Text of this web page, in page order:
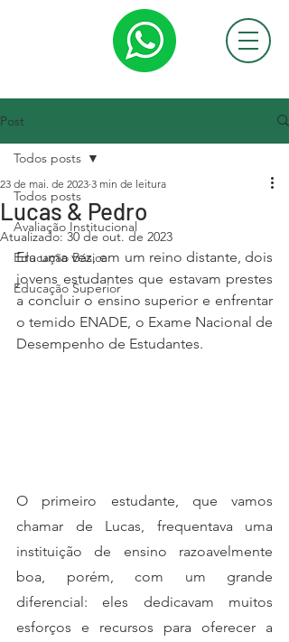
Post
Todos posts
Avaliação Institucional
Educação Básica
Educação Superior
Todos posts
Lucas & Pedro
23 de mai. de 2023 3 min de leitura
Atualizado:30 de out. de 2023
Era uma vez, em um reino distante, dois
jovens estudantes que estavam prestes
a concluir o ensino superior e enfrentar
o temido ENADE, o Exame Nacional de
Desempenho de Estudantes.
O primeiro estudante, que vamos
chamar de Lucas, frequentava uma
instituição de ensino razoavelmente
boa, porém, com um grande
diferencial: eles dedicavam muitos
esforços e recursos para oferecer a